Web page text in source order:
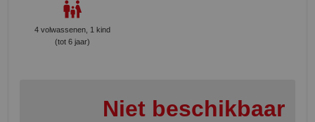
4 volwassenen, 1 kind
(tot 6 jaar)
Niet beschikbaar